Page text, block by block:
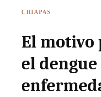
CHIAPAS
El motivo
el